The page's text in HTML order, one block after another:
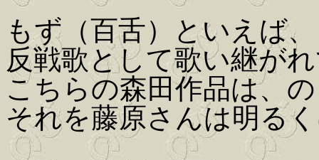
もず（百舌）といえば
反戦歌として歌い継が
こちらの森田作品は、
それを藤原さんは明る